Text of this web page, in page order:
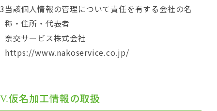
当該個人情報の管理について責任を有する会社の名
称・住所・代表者
奈交サービス株式会社
https://www.nakoservice.co.jp/
仮名加工情報の取扱